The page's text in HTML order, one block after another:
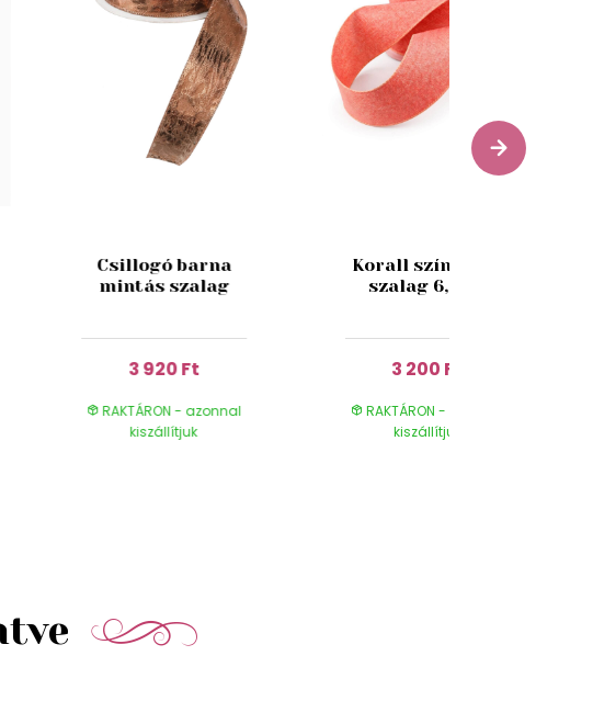
Csillogó barna
mintás szalag
3 920 Ft
RAKTÁRON - azonnal
kiszállítjuk
Korall színű juta
szalag 6,5cm
3 200 Ft
RAKTÁRON - azonnal
kiszállítjuk